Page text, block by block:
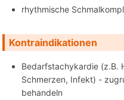
rhythmische
Kontraindikationen
Bedarfstachykardie (z.B.
Schmerzen, Infekt) -
behandeln